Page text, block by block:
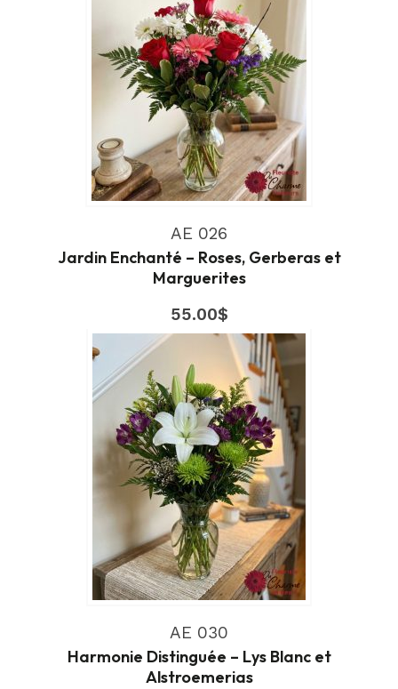
AE 026
Jardin Enchanté – Roses, Gerberas et
Marguerites
55.00$
AE 030
Harmonie Distinguée – Lys Blanc et
Alstroemerias